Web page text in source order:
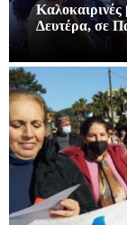
Καλοκαιρινές
Δευτέρα, σε